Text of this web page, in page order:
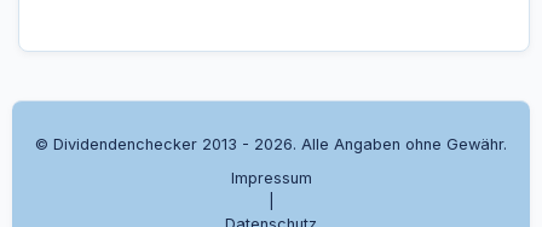
© Dividendenchecker 2013 - 2026. Alle Angaben ohne Gewähr.
Impressum